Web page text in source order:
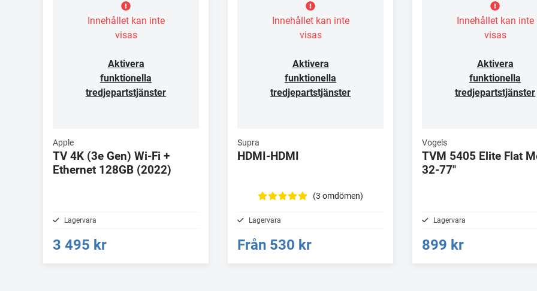
Innehållet kan inte
visas
Aktivera
funktionella
tredjepartstjänster
Apple
TV 4K (3e Gen) Wi-Fi +
Ethernet 128GB (2022)
Lagervara
3 495 kr
Innehållet kan inte
visas
Aktivera
funktionella
tredjepartstjänster
Supra
HDMI-HDMI
(3 omdömen)
Lagervara
Från 530 kr
Innehållet kan inte
visas
Aktivera
funktionella
tredjepartstjänster
Vogels
TVM 5405 Elite Flat
32-77"
Lagervara
899 kr